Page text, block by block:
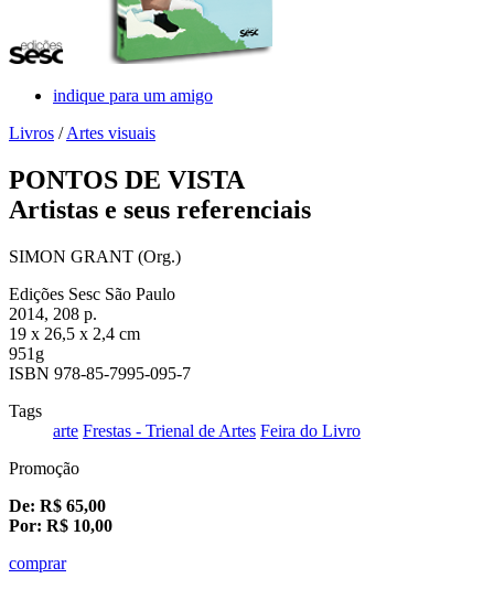
indique para um amigo
Livros /Artes visuais
PONTOS DE VISTA
Artistas e seus referenciais
SIMON GRANT (Org.)
Edições Sesc São Paulo
2014, 208 p.
19 x 26,5 x 2,4 cm
951g
ISBN 978-85-7995-095-7
Tags
arte Frestas - Trienal de Artes Feira do Livro
Promoção
De: R$ 65,00
Por: R$ 10,00
comprar